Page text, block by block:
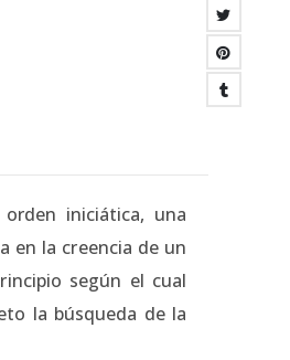
iniciática, una
en la creencia de un
según el cual
la búsqueda de la